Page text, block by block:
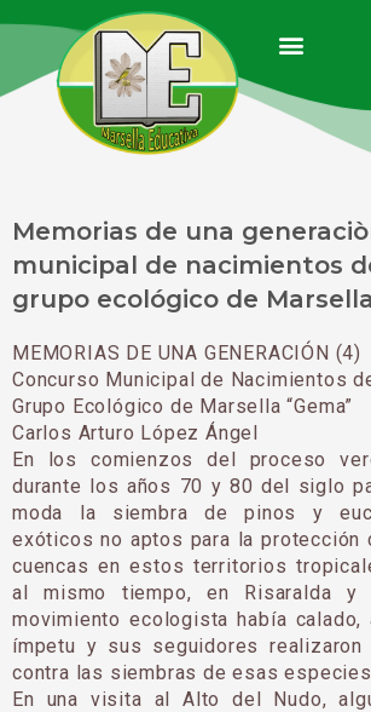
contenido
Memorias de una
municipal de nacimientos
grupo ecológico de
MEMORIAS DE UNA GENERACIÓN (4)
Concurso Municipal de Nacimientos
Grupo Ecológico de Marsella “Gema”
Carlos Arturo López Ángel
En los comienzos del proceso
durante los años 70 y 80 del siglo
moda la siembra de pinos y
exóticos no aptos para la protección
cuencas en estos territorios
al mismo tiempo, en Risaralda y
movimiento ecologista había calado,
ímpetu y sus seguidores realizaron
contra las siembras de esas
En una visita al Alto del Nudo,